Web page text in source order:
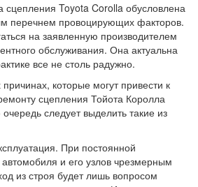
сцепления Toyota Corolla обусловлена
перечнем провоцирующих факторов.
на заявленную производителем
обслуживания. Она актуальна
все не столь радужно.
которые могут привести к
сцепления Тойота Королла
следует выделить такие из
При постоянной
и его узлов чрезмерным
из строя будет лишь вопросом